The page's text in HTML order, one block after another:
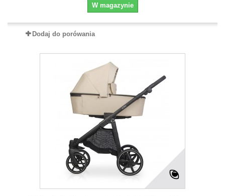
W magazynie
Dodaj do porówania